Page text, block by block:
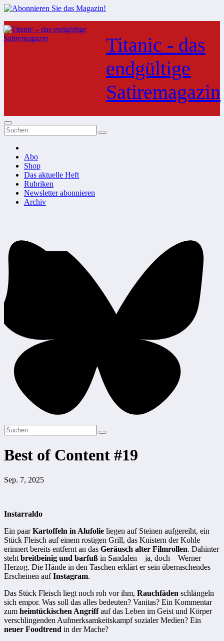
Zum
Inhalt
springen
Titanic - das
endgültige
Satiremagazin
Abo
Shop
Das aktuelle Heft
Rubriken
Newsletter abonnieren
Archiv
Best of Content #19
Sep. 7, 2025
Instarraldo
Ein paarKartoffeln in Alufolie liegen auf Steinen aufgereiht, ein
Stück Fleisch auf einem rostigen Grill, das Knistern der Kohle
erinnert bereits entfernt an das Geräusch alter Filmrollen. Dahinter
steht breitbeinig und barfuß in Sandalen – ja, doch – Werner
Herzog. Die Hände in den Taschen erklärt er sein überraschendes
Erscheinen aufInstagram.
Das Stück Fleisch liegt noch roh vor ihm, Rauchfäden schlängeln
sich empor. Was soll das alles bedeuten? Vanitas? Ein Kommentar
zum heimtückischen Angriffauf das Leben im Geist und Körper
verschlingenden Aufmerksamkeitskampf sozialer Medien? Ein
neuer Foodtrend in der Mache?